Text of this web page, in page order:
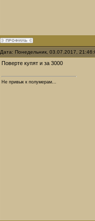
Дата: Понедельник, 03.07.2017,
Поверте купят и за 3000
Не привык к полумерам...